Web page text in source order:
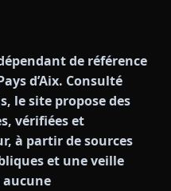
de référence
d’Aix. Consulté
le site propose des
vérifiées et
à partir de sources
et une veille
aucune